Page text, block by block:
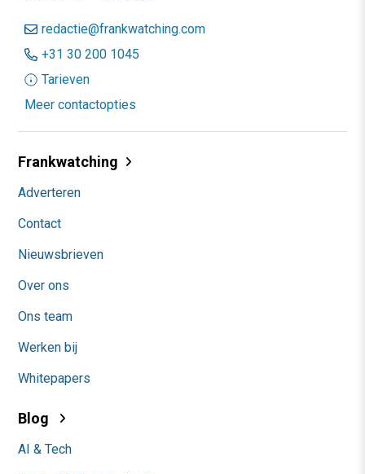
redactie@frankwatching.com
+31 30 200 1045
Tarieven
Meer contactopties
Frankwatching
Adverteren
Contact
Nieuwsbrieven
Over ons
Ons team
Werken bij
Whitepapers
Blog
AI & Tech